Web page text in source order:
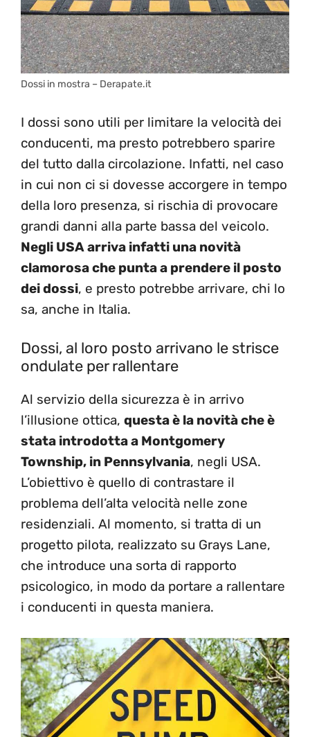
Dossi in mostra – Derapate.it
I dossi sono utili per limitare la velocità dei
conducenti, ma presto potrebbero sparire
del tutto dalla circolazione. Infatti, nel caso
in cui non ci si dovesse accorgere in tempo
della loro presenza, si rischia di provocare
grandi danni alla parte bassa del veicolo.
Negli USA arriva infatti una novità
clamorosa che punta a prendere il posto
dei dossi, e presto potrebbe arrivare, chi lo
sa, anche in Italia.
Dossi, al loro posto arrivano le strisce
ondulate per rallentare
Al servizio della sicurezza è in arrivo
l’illusione ottica, questa è la novità che è
stata introdotta a Montgomery
Township, in Pennsylvania, negli USA.
L’obiettivo è quello di contrastare il
problema dell’alta velocità nelle zone
residenziali. Al momento, si tratta di un
progetto pilota, realizzato su Grays Lane,
che introduce una sorta di rapporto
psicologico, in modo da portare a rallentare
i conducenti in questa maniera.